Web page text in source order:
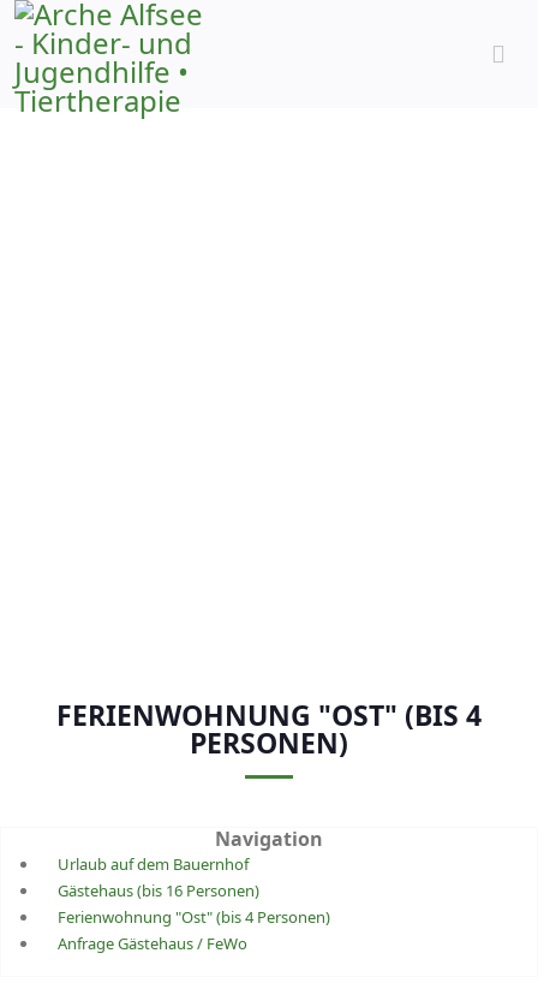
FERIENWOHNUNG "OST" (BIS 4
PERSONEN)
Navigation
Urlaub auf dem Bauernhof
Gästehaus (bis 16 Personen)
Ferienwohnung "Ost" (bis 4 Personen)
Anfrage Gästehaus / FeWo